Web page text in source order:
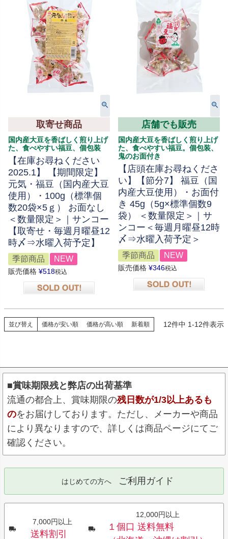
取寄せ商品
国内産大豆を香ばしく煎り上げ
た、食べやすい福豆、個包装
【在庫お尋ねください
2025.1】 【期間限定】
元気・福豆（国内産大豆
使用）・100g（標準個
数20袋×5ｇ） お面なし
＜数量限定＞｜サンコー
【取寄せ・毎週月曜昼12
時〆⇒水曜入荷予定】
季節商品 NEW
販売価格 ¥518税込
店舗でも販売
国内産大豆を香ばしく煎り上げ
た、食べやすい福豆。個包装、
鬼のお面付き
【店頭在庫お尋ねくださ
い】【節分7】 福豆（国
内産大豆使用）・お面付
き 45g（5g×標準個数9
袋） ＜数量限定＞｜サ
ンコー＜毎週月曜昼12時
〆⇒水曜入荷予定＞
季節商品 NEW
販売価格 ¥346税込
並び替え 価格が安い順 価格が高い順 新着順 12件中 1-12件表示
■賞味期限残と弊店の出荷基準
流通の都合上、賞味期限の残日数が1/3以上あるも
のをお届けしております。ただし、メーカーや商品
により異なりますので、詳しくは商品ページにてご
確認ください。
はじめての方へ ご利用ガイド
7,000円以上
送料割引
12,000円以上
１個口 送料無料